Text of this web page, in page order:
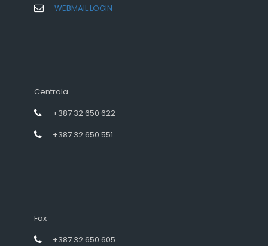
WEBMAIL LOGIN
Centrala
+387 32 650 622
+387 32 650 551
Fax
+387 32 650 605